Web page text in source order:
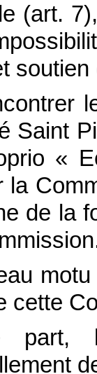
(art.
soutien
Saint
«
la
de la
cette
part,